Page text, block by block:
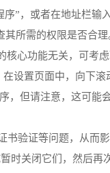
”，或者在地址栏输
所需的权限是否合
心功能无关，可考虑
设置页面中，向下
，但请注意，这可
验证等问题，从而影
时关闭它们，然后